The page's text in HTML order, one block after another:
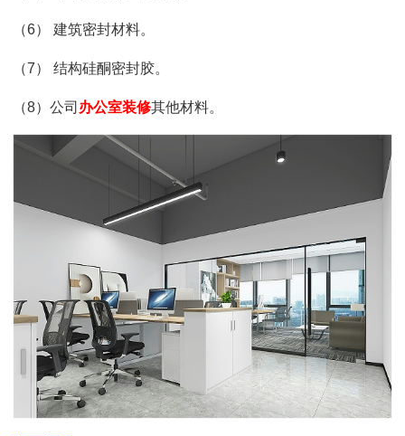
（6） 建筑密封材料。
（7） 结构硅酮密封胶。
（8）公司 办公室装修其他材料。